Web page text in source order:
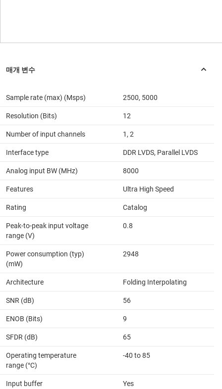
Sample rate (max) (Msps) 2500, 5000
Resolution (Bits) 12
Number of input channels 1, 2
Interface type DDR LVDS, Parallel LVDS
Analog input BW (MHz) 8000
Features Ultra High Speed
Rating Catalog
Peak-to-peak input voltage
range (V)
0.8
Power consumption (typ)
(mW)
2948
Architecture Folding Interpolating
SNR (dB) 56
ENOB (Bits) 9
SFDR (dB) 65
Operating temperature
range (°C)
-40 to 85
Input buffer Yes